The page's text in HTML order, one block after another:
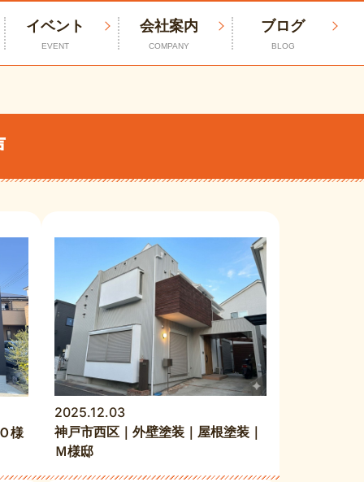
イベント
EVENT
会社案内
COMPANY
ブログ
BLOG
様
2025.12.03
神戸市西区｜外壁塗装｜屋根塗装｜
Ｍ様邸